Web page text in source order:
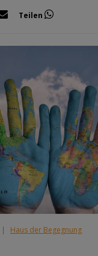
Teilen
| Haus der Begegnung